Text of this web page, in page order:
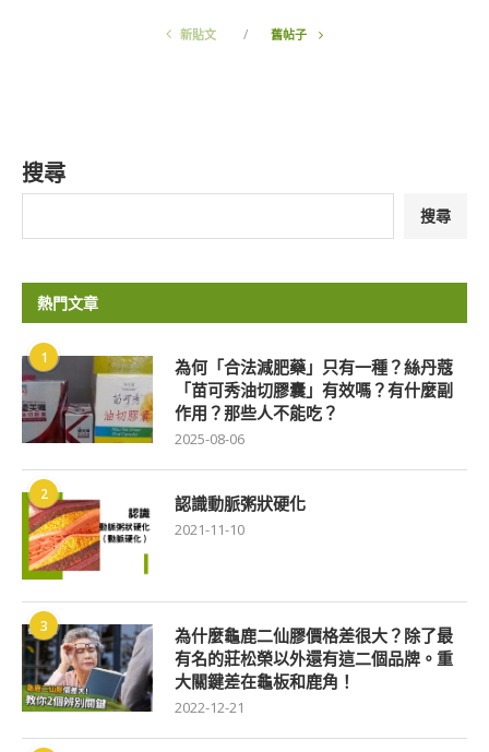
新貼文 舊帖子
搜尋
搜尋
熱門文章
1
為何「合法減肥藥」只有一種？絲丹蔻
「苗可秀油切膠囊」有效嗎？有什麼副
作用？那些人不能吃？
2025-08-06
2 認識動脈粥狀硬化
2021-11-10
3
為什麼龜鹿二仙膠價格差很大？除了最
有名的莊松榮以外還有這二個品牌。重
大關鍵差在龜板和鹿角！
2022-12-21